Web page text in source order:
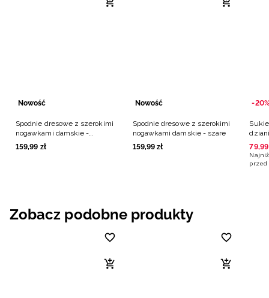
Nowość
Spodnie dresowe z szerokimi
nogawkami damskie -
granatowe
159,99 zł
Nowość
Spodnie dresowe z szerokimi
nogawkami damskie - szare
159,99 zł
-20%
79,99
przed
Zobacz podobne produkty